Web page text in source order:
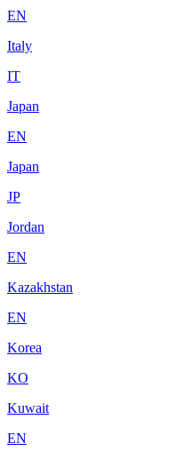
EN
Italy
IT
Japan
EN
Japan
JP
Jordan
EN
Kazakhstan
EN
Korea
KO
Kuwait
EN